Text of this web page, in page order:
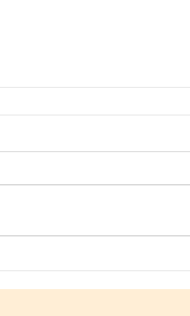
首と呼吸と自律神経の関